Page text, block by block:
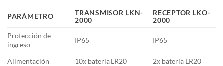
PARÁMETRO
TRANSMISOR LKN-
2000
RECEPTOR LKO-
2000
Protección de
ingreso
IP65 IP65
Alimentación 10x batería LR20
2x batería LR20